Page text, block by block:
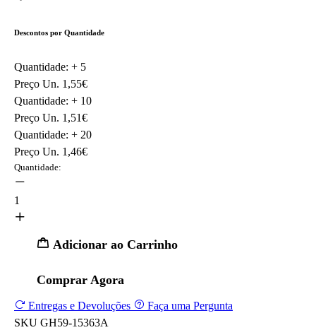
Descontos por Quantidade
Quantidade: + 5
Preço Un. 1,55€
Quantidade: + 10
Preço Un. 1,51€
Quantidade: + 20
Preço Un. 1,46€
Quantidade:
1
Adicionar ao Carrinho
Comprar Agora
Entregas e Devoluções
Faça uma Pergunta
SKU GH59-15363A